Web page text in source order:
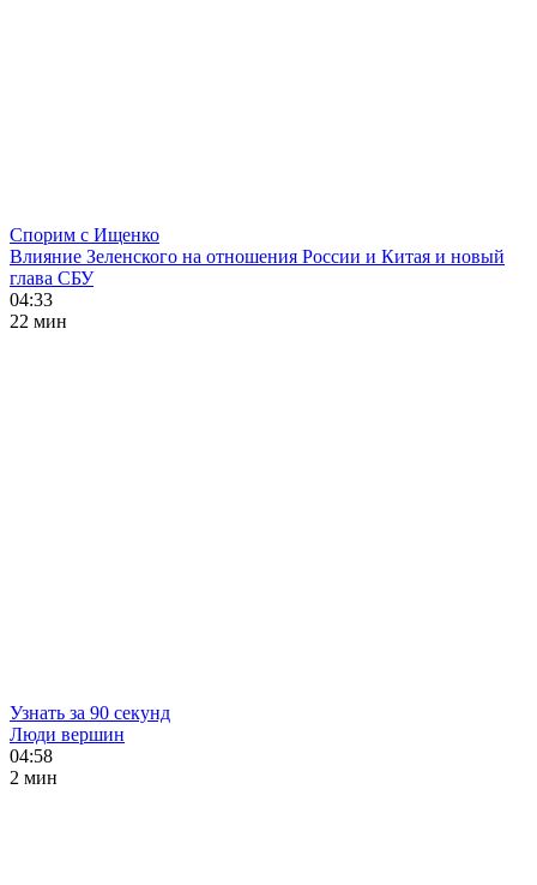
Спорим с Ищенко
Влияние Зеленского на отношения России и Китая и новый
глава СБУ
04:33
22 мин
Узнать за 90 секунд
Люди вершин
04:58
2 мин